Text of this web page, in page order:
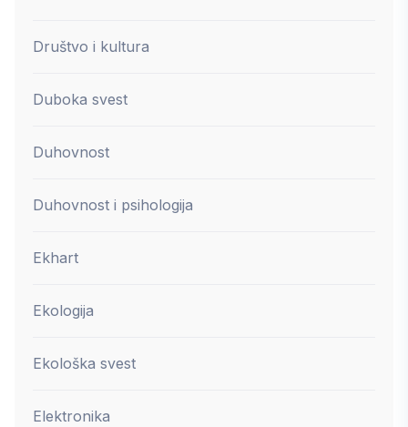
Društvo i kultura
Duboka svest
Duhovnost
Duhovnost i psihologija
Ekhart
Ekologija
Ekološka svest
Elektronika